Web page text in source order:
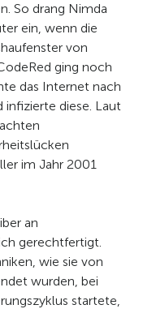
So drang Nimda
ein, wenn die
von
ging noch
das Internet nach
infizierte diese. Laut
im Jahr 2001
an
gerechtfertigt.
wie sie von
wurden, bei
startete,